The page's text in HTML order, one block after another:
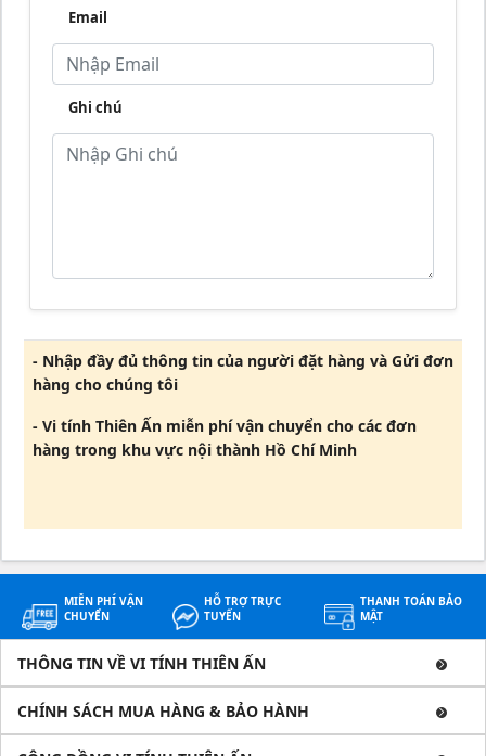
Email
Ghi chú
- Nhập đầy đủ thông tin của người đặt hàng và Gửi đơn
hàng cho chúng tôi
- Vi tính Thiên Ấn miễn phí vận chuyển cho các đơn
hàng trong khu vực nội thành Hồ Chí Minh
MIỄN PHÍ VẬN
CHUYỂN
HỖ TRỢ TRỰC
TUYẾN
THANH TOÁN BẢO
MẬT
THÔNG TIN VỀ VI TÍNH THIÊN ẤN
CHÍNH SÁCH MUA HÀNG & BẢO HÀNH